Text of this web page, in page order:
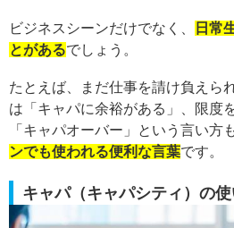
ビジネスシーンだけでなく、
日常
とがあるでしょう。
たとえば、まだ仕事を請け負えら
は「キャパに余裕がある」、限度
「キャパオーバー」という言い方
ンでも使われる便利な言葉です。
キャパ（キャパシティ）の